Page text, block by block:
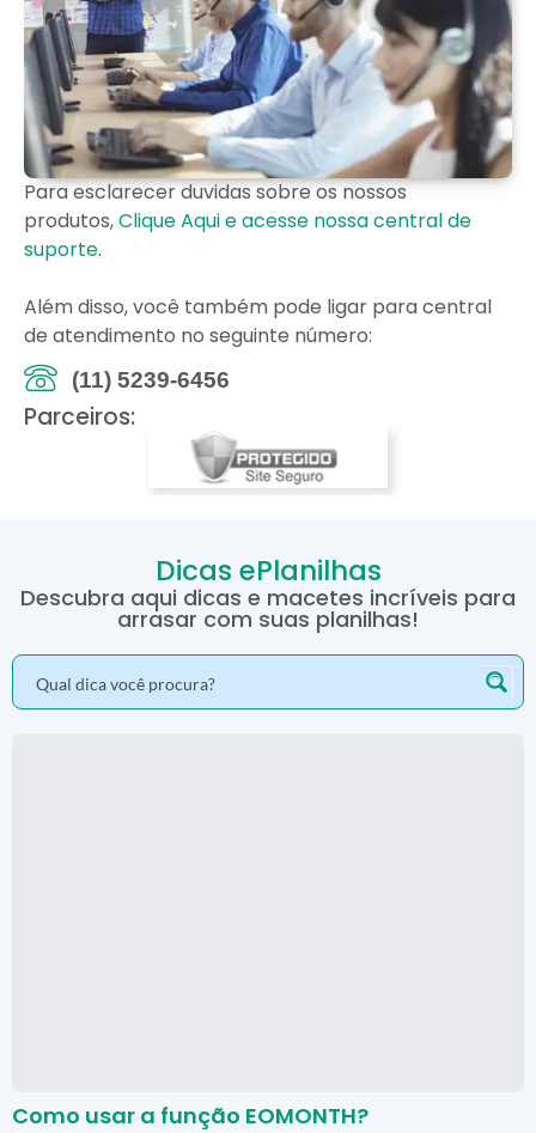
Para esclarecer duvidas sobre os nossos
produtos,Clique Aqui e acesse nossa central de
suporte.
Além disso, você também pode ligar para central
de atendimento no seguinte número:
(11) 5239-6456
Parceiros:
Dicas ePlanilhas
Descubra aqui dicas e macetes incríveis para
arrasar com suas planilhas!
Como usar a função EOMONTH?